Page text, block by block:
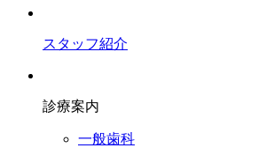
スタッフ紹介
診療案内
一般歯科